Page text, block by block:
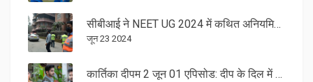
सीबीआई ने NEET UG 2024 में कथित अनियमितताओं को लेकर एफआईआर दर्ज की
जून 23 2024
कार्तिका दीपम 2 जून 01 एपिसोड: दीप के दिल में उतर गया कार्तिक, गहरे राज और रिश्तों की उलझन